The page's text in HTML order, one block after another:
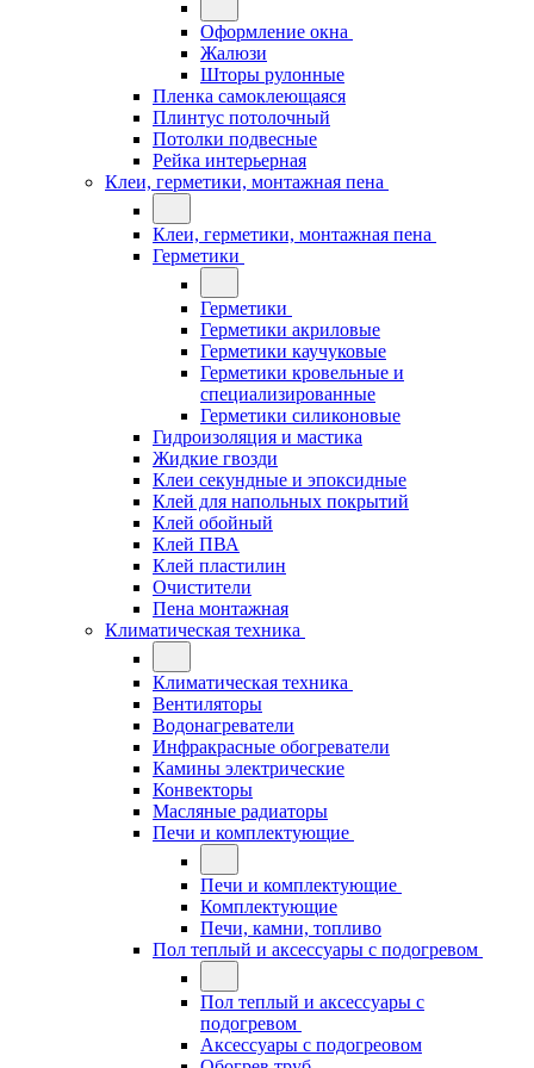
Оформление окна
Жалюзи
Шторы рулонные
Пленка самоклеющаяся
Плинтус потолочный
Потолки подвесные
Рейка интерьерная
Клеи, герметики, монтажная пена
Клеи, герметики, монтажная пена
Герметики
Герметики
Герметики акриловые
Герметики каучуковые
Герметики кровельные и
специализированные
Герметики силиконовые
Гидроизоляция и мастика
Жидкие гвозди
Клеи секундные и эпоксидные
Клей для напольных покрытий
Клей обойный
Клей ПВА
Клей пластилин
Очистители
Пена монтажная
Климатическая техника
Климатическая техника
Вентиляторы
Водонагреватели
Инфракрасные обогреватели
Камины электрические
Конвекторы
Масляные радиаторы
Печи и комплектующие
Печи и комплектующие
Комплектующие
Печи, камни, топливо
Пол теплый и аксессуары с подогревом
Пол теплый и аксессуары с
подогревом
Аксессуары с подогреовом